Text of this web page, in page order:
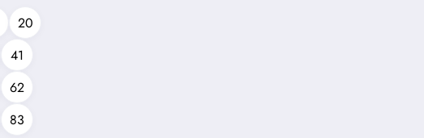
20
41
62
83